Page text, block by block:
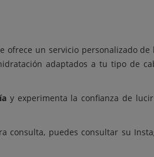
un servicio personalizado de
adaptados a tu tipo de
y experimenta la confianza de
puedes consultar su